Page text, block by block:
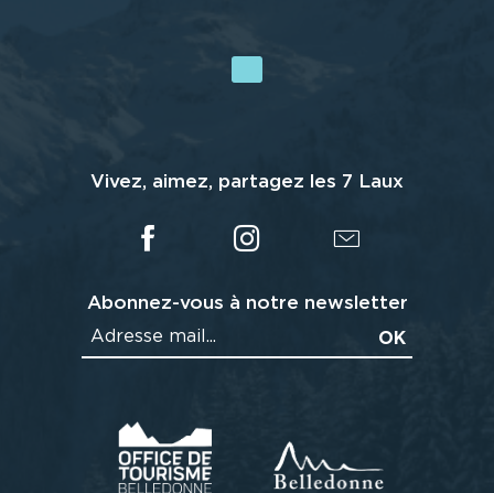
Vivez, aimez, partagez les 7 Laux
Abonnez-vous à notre newsletter